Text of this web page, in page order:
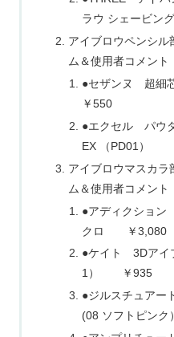
ラウ シェービ
アイブロウペンシル
ム＆使用者コメント
●セザンヌ 超細
￥550
●エクセル パウ
EX （PD01）
アイブロウマスカラ
ム＆使用者コメント
●アディクション
クロ ￥3,080
●ケイト 3Dアイ
1） ￥935
●ジルスチュアー
(08 ソフトピン